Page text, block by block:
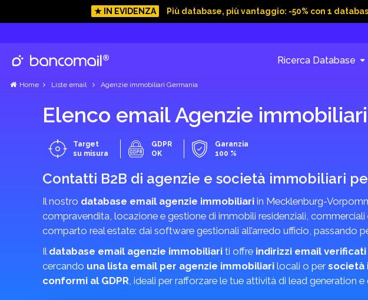
★ IN EVIDENZA Più database, più vantaggio: -50% con 1
Ricerca Database
Home Liste email Agenzie immobiliari Germania
Elenco email Agenzie
Target
su misura
GDPR
OK
Garanzia
100 %
Contatti B2B di agenzie e società immobiliari
Il nostro database email agenzie immobiliari in Mecklenburg-
compravendita, locazione e gestione di immobili residenziali,
comparto real estate: dai software gestionali all’arredo ufficio, passando
Il database email agenzie immobiliari ti offre indirizzi email verificati
cercando una lista email per agenzie immobiliari locali o persocietà
conformi al GDPR, ideali per rafforzare le tue attività di lead generation